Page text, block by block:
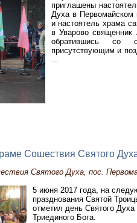
приглашены
Духа в Первомайском
и настоятель храма
в Уварово священник
обратившись со
присутствующим и
Сошествия Святого
Святого Духа, пос.
5 июня 2017 года, на
празднования Святой
отметил день Святого Духа
Триединого Бога.